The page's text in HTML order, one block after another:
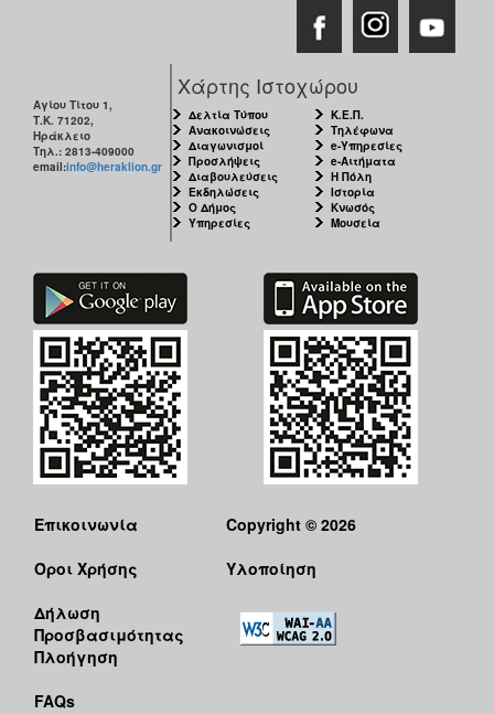
Αγίου Τίτου 1,
Τ.Κ. 71202,
Ηράκλειο
Τηλ.: 2813-409000
email:info@heraklion.gr
Χάρτης Ιστοχώρου
Δελτία Τύπου
Ανακοινώσεις
Διαγωνισμοί
Προσλήψεις
Διαβουλεύσεις
Εκδηλώσεις
Ο Δήμος
Υπηρεσίες
Κ.Ε.Π.
Τηλέφωνα
e-Υπηρεσίες
e-Αιτήματα
Η Πόλη
Ιστορία
Κνωσός
Μουσεία
Επικοινωνία
Όροι Χρήσης
Δήλωση
Προσβασιμότητας
Πλοήγηση
FAQs
Copyright © 2026
Υλοποίηση